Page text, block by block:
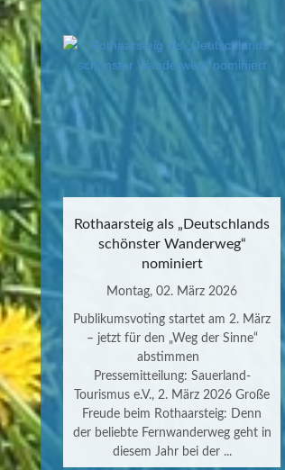
Rothaarsteig als „Deutschlands
schönster Wanderweg“
nominiert
Montag, 02. März 2026
Publikumsvoting startet am 2. März
– jetzt für den „Weg der Sinne“
abstimmen
Pressemitteilung: Sauerland-
Tourismus e.V., 2. März 2026 Große
Freude beim Rothaarsteig: Denn
der beliebte Fernwanderweg geht in
diesem Jahr bei der ...